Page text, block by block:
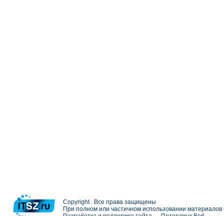
Copyright . Все права защищены
При полном или частичном использовании